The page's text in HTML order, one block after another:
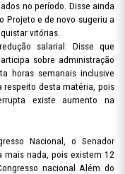
no período. Disse ainda
Projeto e de novo sugeriu a
vitórias.
salarial: Disse que
sobre administração
horas semanais inclusive
respeito desta matéria, pois
existe aumento na
Nacional, o Senador
mais nada, pois existem 12
nacional Além do